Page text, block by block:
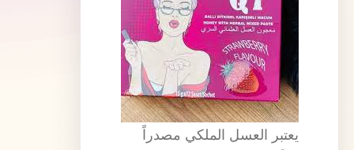
يعتبر العسل الملكي مصدراً